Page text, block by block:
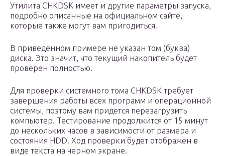
Утилита CHKDSK имеет и другие параметры запуска,
подробно описанные на официальном сайте,
которые также могут вам пригодиться.
В приведенном примере не указан том (буква)
диска. Это значит, что текущий накопитель будет
проверен полностью.
Для проверки системного тома CHKDSK требует
завершения работы всех программ и операционной
системы, поэтому вам придется перезагрузить
компьютер. Тестирование продолжится от 15 минут
до нескольких часов в зависимости от размера и
состояния HDD. Ход проверки будет отображен в
виде текста на черном экране.